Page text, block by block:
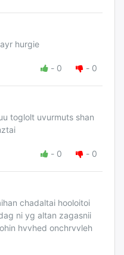
hurgie
- 0 - 0
toglolt uvurmuts shan
- 0 - 0
chadaltai hooloitoi
ni yg altan zagasnii
hvvhed onchrvvleh